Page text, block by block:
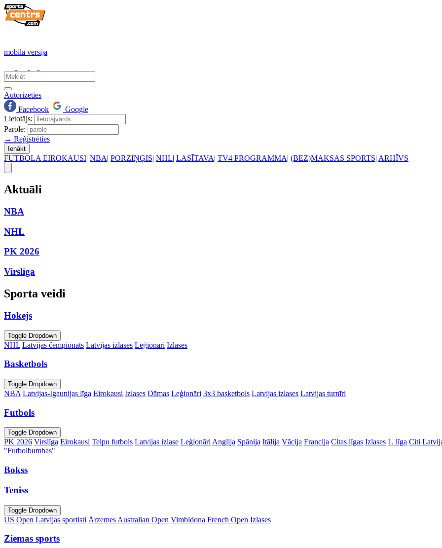
mobilā versija
Autorizēties
Facebook
Google
Lietotājs:
Parole:
→ Reģistrēties
Ienākt
FUTBOLA EIROKAUSI| NBA| PORZIŅĢIS| NHL| LASĪTAVA| TV4 PROGRAMMA| (BEZ)MAKSAS SPORTS| ARHĪVS
Aktuāli
NBA
NHL
PK 2026
Virslīga
Sporta veidi
Hokejs
Toggle Dropdown
NHL Latvijas čempionāts Latvijas izlases Leģionāri Izlases
Basketbols
Toggle Dropdown
NBA Latvijas-Igaunijas līga Eirokausi Izlases Dāmas Leģionāri 3x3 basketbols Latvijas izlases Latvijas turnīri
Futbols
Toggle Dropdown
PK 2026 Virslīga Eirokausi Telpu futbols Latvijas izlase Leģionāri Anglija Spānija Itālija Vācija Francija Citas līgas Izlases 1. līga Citi
"Futbolbumbas"
Bokss
Teniss
Toggle Dropdown
US Open Latvijas sportisti Ārzemes Australian Open Vimbldona French Open Izlases
Ziemas sports